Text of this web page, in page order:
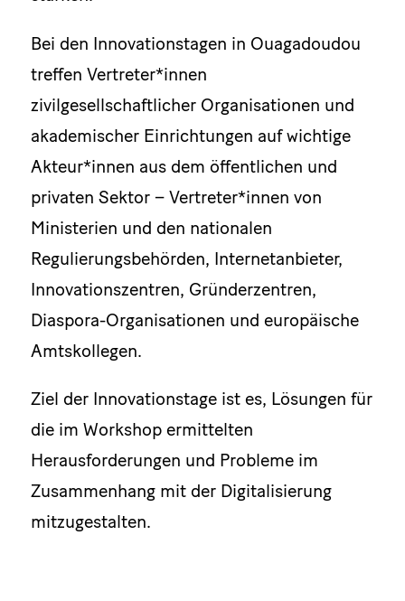
Bei den Innovationstagen in Ouagadoudou
treffen Vertreter*innen
zivilgesellschaftlicher Organisationen und
akademischer Einrichtungen auf wichtige
Akteur*innen aus dem öffentlichen und
privaten Sektor – Vertreter*innen von
Ministerien und den nationalen
Regulierungsbehörden, Internetanbieter,
Innovationszentren, Gründerzentren,
Diaspora-Organisationen und europäische
Amtskollegen.
Ziel der Innovationstage ist es, Lösungen für
die im Workshop ermittelten
Herausforderungen und Probleme im
Zusammenhang mit der Digitalisierung
mitzugestalten.